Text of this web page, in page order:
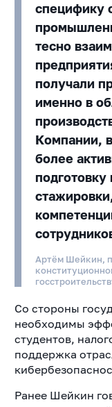
специфику
тесно
получали
именно в
Компании,
более
Артём Шейкин,
Со стороны
необходимы
студентов,
поддержка
Ранее Шейкин